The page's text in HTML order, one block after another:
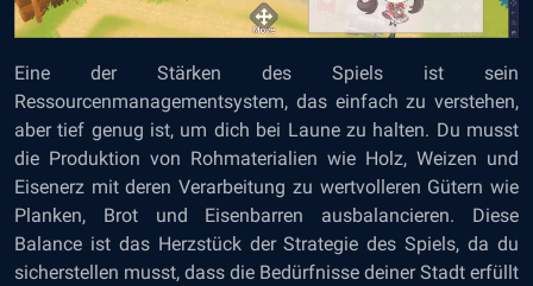
Eine der Stärken des Spiels ist sein
Ressourcenmanagementsystem, das einfach zu verstehen,
aber tief genug ist, um dich bei Laune zu halten. Du musst
die Produktion von Rohmaterialien wie Holz, Weizen und
Eisenerz mit deren Verarbeitung zu wertvolleren Gütern wie
Planken, Brot und Eisenbarren ausbalancieren. Diese
Balance ist das Herzstück der Strategie des Spiels, da du
sicherstellen musst, dass die Bedürfnisse deiner Stadt erfüllt